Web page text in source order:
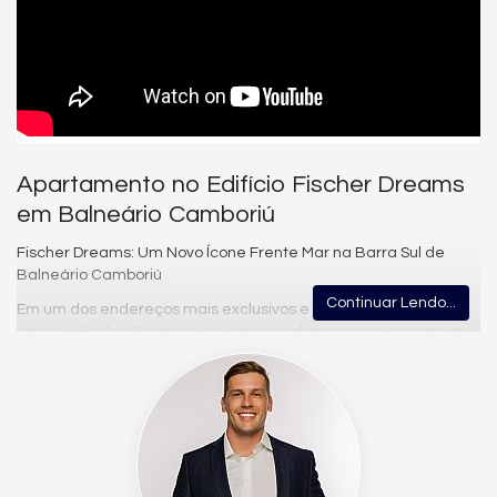
Apartamento no Edifício Fischer Dreams
em Balneário Camboriú
Fischer Dreams: Um Novo Ícone Frente Mar na Barra Sul de
Balneário Camboriú
Em um dos endereços mais exclusivos e desejados do Brasil,
nasce o Fischer Dreams, um empreendimento que resgata a
história e o legado do tradicional Hotel Fischer, reinterpretando
sua essência através da arquitetura contemporânea, do luxo e
Localizado em um dos últimos terrenos disponíveis de frente
para o mar na Avenida Atlântica, na Barra Sul de Balneário
Camboriú, o Fischer Dreams representa uma oportunidade rara
Continuar Lendo...